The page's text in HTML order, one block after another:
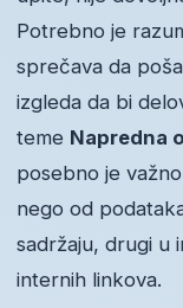
Potrebno je
sprečava da
izgleda da bi
teme Napredna
posebno je
nego od
sadržaju, drugi u
internih linkova.